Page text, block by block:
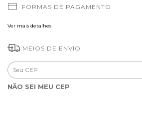
FORMAS DE PAGAMENTO
Ver mais detalhes
MEIOS DE ENVIO
Entregas para o CEP:
NÃO SEI MEU CEP